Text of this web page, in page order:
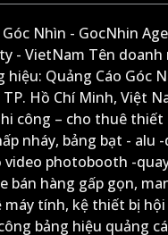
Nhìn - GocNhin
- VietNam Tên
Quảng Cáo Góc
Hồ Chí Minh, Việt
công – cho thuê thiết
nháy, bảng bạt - alu
photobooth -
bán hàng gấp gọn,
tính, kệ thiết bị
bảng hiệu quảng